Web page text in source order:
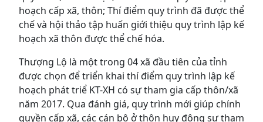
hoạch cấp xã, thôn; Thí điểm quy trình đã được thể
chế và hội thảo tập huấn giới thiệu quy trình lập kế
hoạch xã thôn được thể chế hóa.
Thượng Lộ là một trong 04 xã đầu tiên của tỉnh
được chọn để triển khai thí điểm quy trình lập kế
hoạch phát triể KT-XH có sự tham gia cấp thôn/xã
năm 2017. Qua đánh giá, quy trình mới giúp chính
quyền cấp xã, các cán bộ ở thôn huy động sự tham